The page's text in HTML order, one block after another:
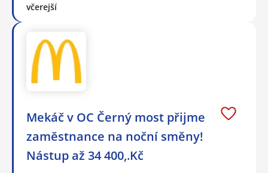
včerejší
Mekáč v OC Černý most přijme
zaměstnance na noční směny!
Nástup až 34 400,.Kč